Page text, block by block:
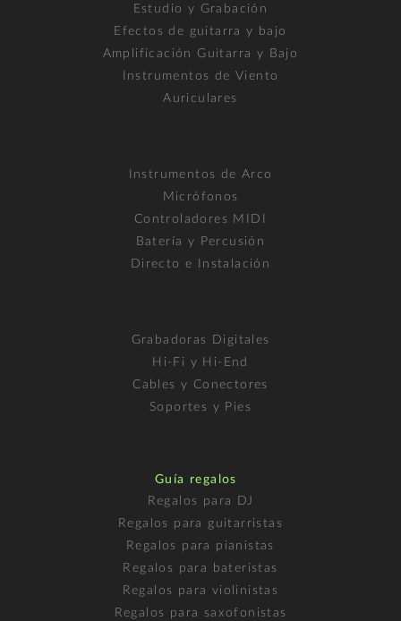
Estudio y Grabación
Efectos de guitarra y bajo
Amplificación Guitarra y Bajo
Instrumentos de Viento
Auriculares
Instrumentos de Arco
Micrófonos
Controladores MIDI
Batería y Percusión
Directo e Instalación
Grabadoras Digitales
Hi-Fi y Hi-End
Cables y Conectores
Soportes y Pies
Guía regalos
Regalos para DJ
Regalos para guitarristas
Regalos para pianistas
Regalos para bateristas
Regalos para violinistas
Regalos para saxofonistas